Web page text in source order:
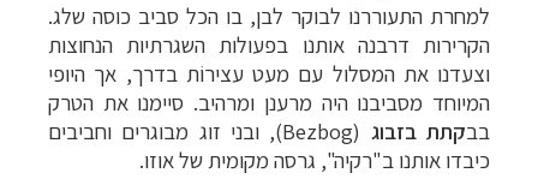
למחרת התעוררנו לבוקר לבן, בו הכל סביב כוסה שלג.
הקרירות דרבנה אותנו בפעולות השגרתיות הנחוצות
וצעדנו את המסלול עם מעט עצירוֹת בדרך, אך היופי
המיוחד מסביבנו היה מרענן ומרהיב. סיימנו את הטרק
בבקתת בזבוג (
Bezbog), ובני זוג מבוגרים וחביבים
כיבדו אותנו ב"רקיה", גרסה מקומית של אוזו.